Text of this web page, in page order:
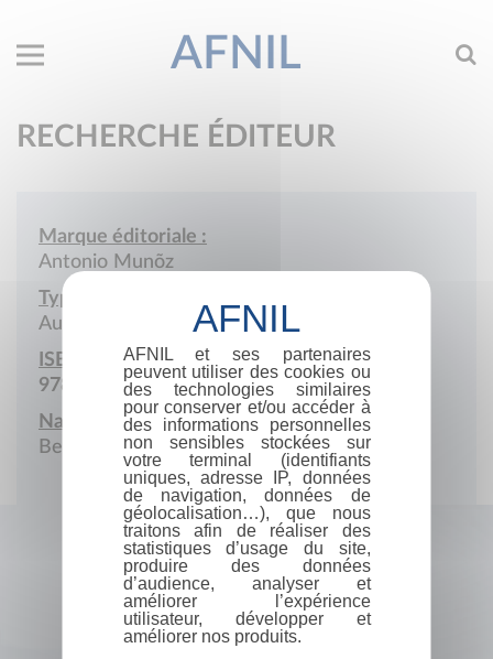
AFNIL
RECHERCHE ÉDITEUR
Marque éditoriale :
Antonio Munõz
Type de société :
Auto-édition
ISBN :
978-2-9603478
Nationalité :
Belgique
AFNIL et ses partenaires
peuvent utiliser des cookies ou
des technologies similaires
pour conserver et/ou accéder à
des informations personnelles
non sensibles stockées sur
votre terminal (identifiants
uniques, adresse IP, données
de navigation, données de
géolocalisation…), que nous
traitons afin de réaliser des
statistiques d’usage du site,
produire des données
d’audience, analyser et
améliorer l’expérience
utilisateur, développer et
améliorer nos produits.